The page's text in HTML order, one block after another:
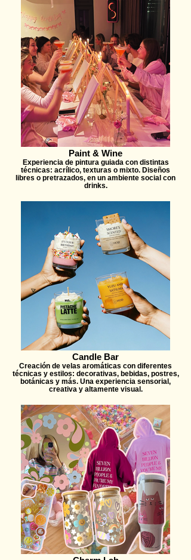
Paint & Wine
Experiencia de pintura guiada con distintas
técnicas: acrílico, texturas o mixto. Diseños
libres o pretrazados, en un ambiente social con
drinks.
Candle Bar
Creación de velas aromáticas con diferentes
técnicas y estilos: decorativas, bebidas, postres,
botánicas y más. Una experiencia sensorial,
creativa y altamente visual.